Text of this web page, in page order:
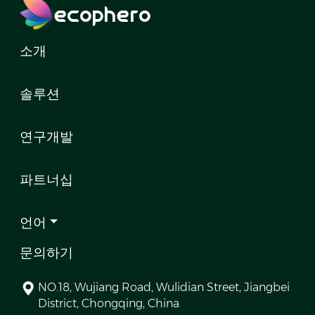
ecophero
소개
솔루션
연구개발
파트너십
언어
문의하기
NO.18, Wujiang Road, Wulidian Street, Jiangbei
District, Chongqing, China